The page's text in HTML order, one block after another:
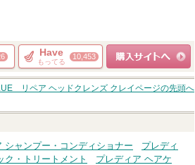
Have
もってる
10,453
ショッピングサイト
へ
リペア ヘッドクレンズ クレイページの先頭へ
シャンプー・コンディショナー
プレディ
ク・トリートメント
プレディア ヘアケ